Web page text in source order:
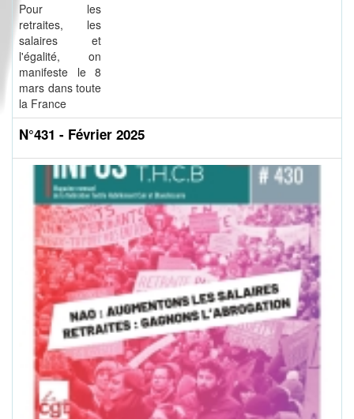
Pour les
retraites, les
salaires et
l'égalité, on
manifeste le 8
mars dans toute
la France
N°431 - Février 2025